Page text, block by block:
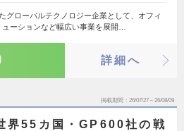
グローバルテクノロジー企業として、オフィ
ーションなど幅広い事業を展開…
詳細へ
掲載期間 26/07/27～26/08/09
界55カ国・GP600社の戦